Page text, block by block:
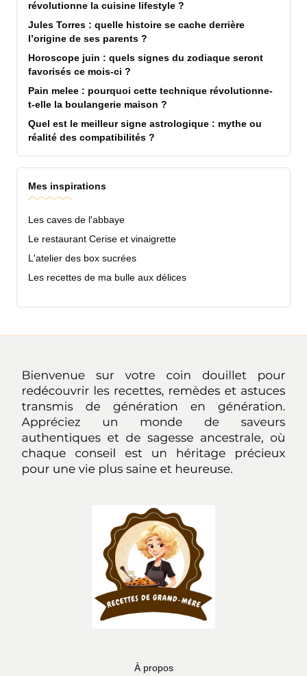
révolutionne la cuisine lifestyle ?
Jules Torres : quelle histoire se cache derrière
l’origine de ses parents ?
Horoscope juin : quels signes du zodiaque seront
favorisés ce mois-ci ?
Pain melee : pourquoi cette technique révolutionne-
t-elle la boulangerie maison ?
Quel est le meilleur signe astrologique : mythe ou
réalité des compatibilités ?
Mes inspirations
Les caves de l'abbaye
Le restaurant Cerise et vinaigrette
L'atelier des box sucrées
Les recettes de ma bulle aux délices
À propos